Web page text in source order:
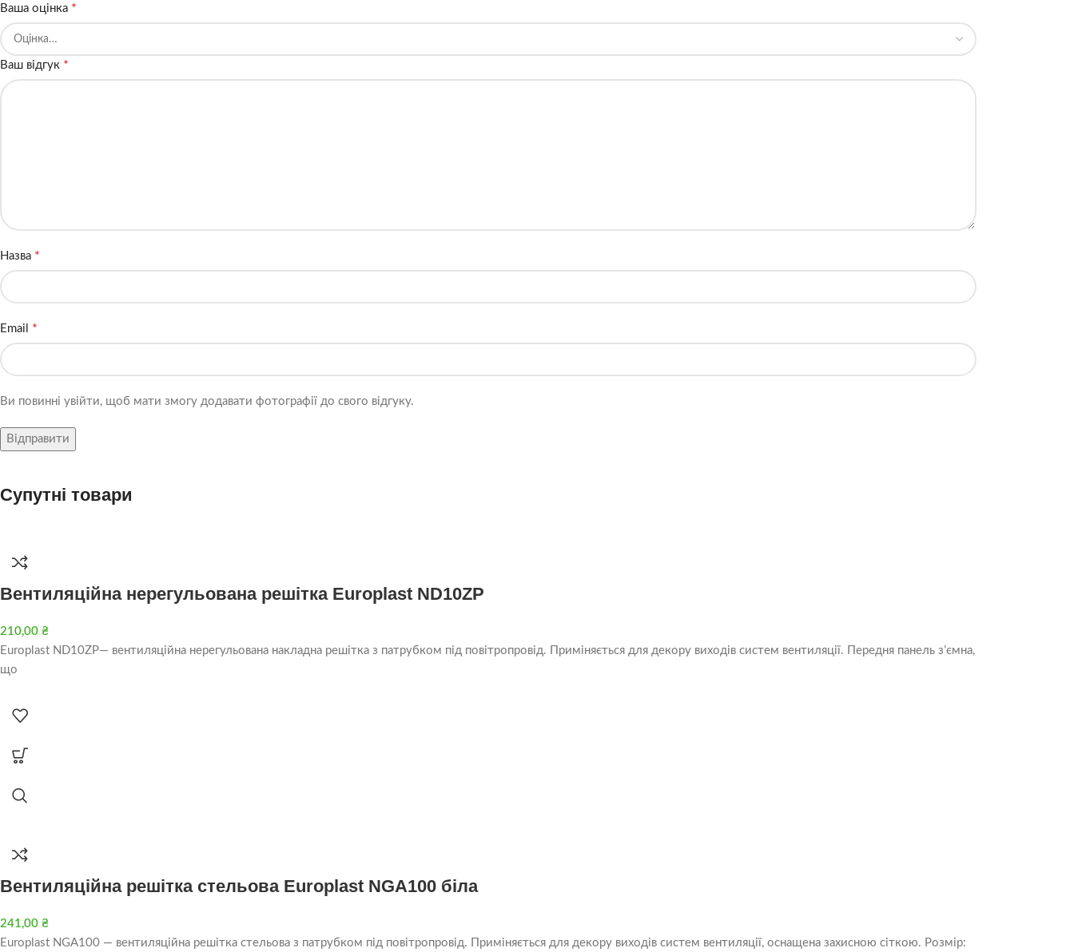
Ваша оцінка *
Ваш відгук *
Назва *
Email *
Ви повинні увійти, щоб мати змогу додавати фотографії до свого відгуку.
Супутні товари
Вентиляційна нерегульована решітка Europlast ND10ZP
210,00 ₴
Europlast ND10ZP— вентиляційна нерегульована накладна решітка з патрубком під повітропровід. Приміняється для декору виходів систем вентиляції. Передня панель з’ємна,
що
Вентиляційна решітка стельова Europlast NGA100 біла
241,00 ₴
Europlast NGA100 — вентиляційна решітка стельова з патрубком під повітропровід. Приміняється для декору виходів систем вентиляції, оснащена захисною сіткою. Розмір: